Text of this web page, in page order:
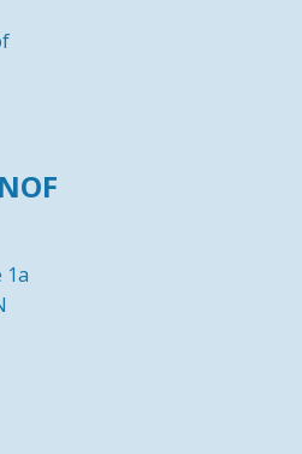
1a